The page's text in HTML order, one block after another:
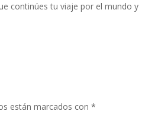
continúes tu viaje por el mundo y
están marcados con*